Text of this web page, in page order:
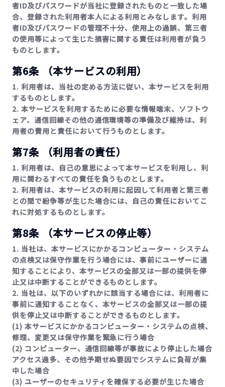
者ID及びパスワードが当社に登録されたものと一致した場
合、登録された利用者本人による利用とみなします。利用
者ID及びパスワードの管理不十分、使用上の過誤、第三者
の使用等によって生じた損害に関する責任は利用者が負う
ものとします。
第6条 （本サービスの利用）
1. 利用者は、当社の定める方法に従い、本サービスを利用
するものとします。
2. 本サービスを利用するために必要な情報端末、ソフトウ
ェア、通信回線その他の通信環境等の準備及び維持は、利
用者の費用と責任において行うものとします。
第7条 （利用者の責任）
1. 利用者は、自己の意思によって本サービスを利用し、利
用に関わるすべての責任を負うものとします。
2. 利用者は、本サービスの利用に起因して利用者と第三者
との間で紛争等が生じた場合には、自己の責任においてこ
れに対処するものとします。
第8条 （本サービスの停止等）
1. 当社は、本サービスにかかるコンピューター・システム
の点検又は保守作業を行う場合には、事前にユーザーに通
知することにより、本サービスの全部又は一部の提供を停
止又は中断することができるものとします。
2. 当社は、以下のいずれかに該当する場合には、利用者に
事前に通知することなく、本サービスの全部又は一部の提
供を停止又は中断することができるものとします。
(1) 本サービスにかかるコンピューター・システムの点検、
修理、変更又は保守作業を緊急に行う場合
(2) コンピューター、通信回線等が事故により停止した場合
アクセス過多、その他予期せぬ要因でシステムに負荷が集
中した場合
(3) ユーザーのセキュリティを確保する必要が生じた場合